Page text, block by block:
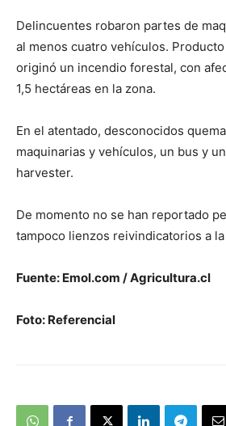
Delincuentes robaron partes de
al menos cuatro vehículos.
originó un incendio forestal, con
1,5 hectáreas en la zona.
En el atentado, desconocidos
maquinarias y vehículos, un bus y
harvester.
De momento no se han reportado
tampoco lienzos reivindicatorios a
Fuente: Emol.com / Agricultura.cl
Foto: Referencial